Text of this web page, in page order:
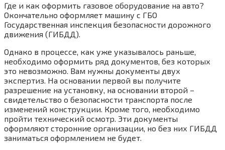
Где и как оформить газовое оборудование на авто?
Окончательно оформляет машину с ГБО
Государственная инспекция безопасности дорожного
движения (ГИБДД).
Однако в процессе, как уже указывалось раньше,
необходимо оформить ряд документов, без которых
это невозможно. Вам нужны документы двух
экспертиз. На основании первой вы получите
разрешение на установку, на основании второй –
свидетельство о безопасности транспорта после
изменений конструкции. Кроме того, необходимо
пройти технический осмотр. Эти документы
оформляют сторонние организации, но без них ГИБДД
заниматься оформлением не будет.